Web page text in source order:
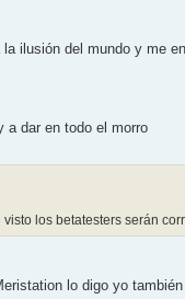
ilusión del mundo y me
a dar en todo el morro
los betatesters serán
lo digo yo también